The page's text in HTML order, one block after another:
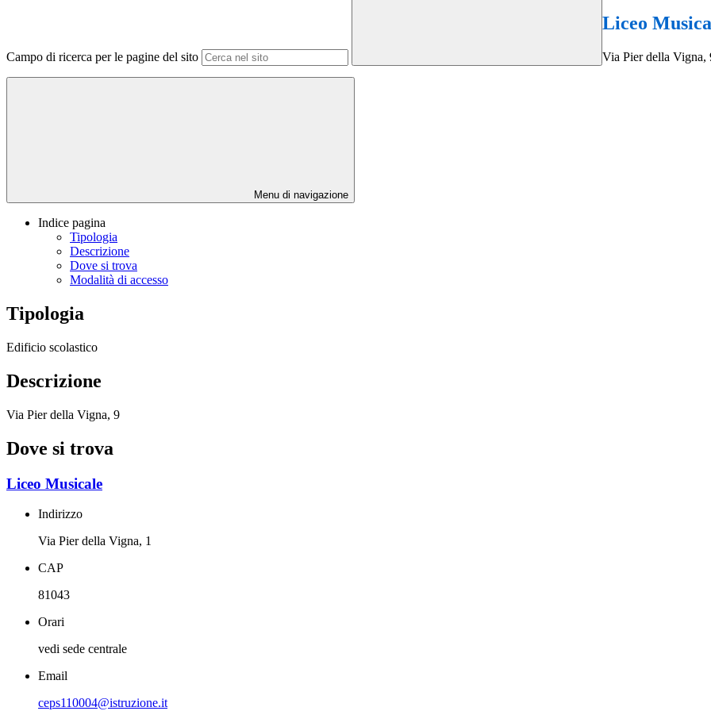
Campo di ricerca per le pagine del sito
Liceo
Via Pier della Vigna,
Menu di navigazione
Indice pagina
Tipologia
Descrizione
Dove si trova
Modalità di accesso
Tipologia
Edificio scolastico
Descrizione
Via Pier della Vigna, 9
Dove si trova
Liceo Musicale
Indirizzo
Via Pier della Vigna, 1
CAP
81043
Orari
vedi sede centrale
Email
ceps110004@istruzione.it